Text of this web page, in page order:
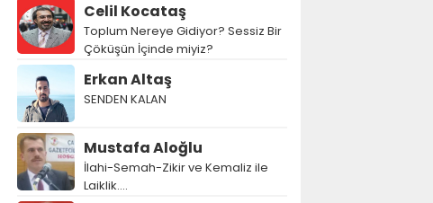
Celil Kocataş
Toplum Nereye Gidiyor? Sessiz Bir
Çöküşün İçinde miyiz?
Erkan Altaş
SENDEN KALAN
Mustafa Aloğlu
İlahi-Semah-Zikir ve Kemaliz ile
Laiklik….